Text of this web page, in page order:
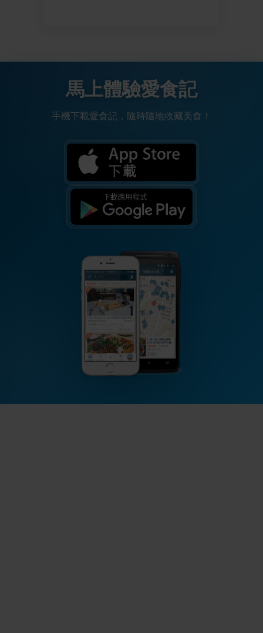
馬上體驗愛食記
手機下載愛食記，隨時隨地收藏美食！